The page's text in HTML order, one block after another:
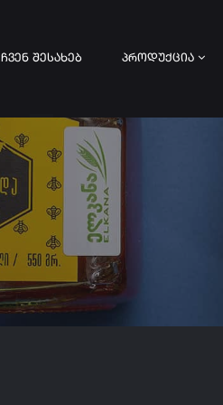
ᲩᲕᲔᲜ ᲨᲔᲡᲐᲮᲔᲑ ᲞᲠᲝᲓᲣᲥᲪᲘᲐ